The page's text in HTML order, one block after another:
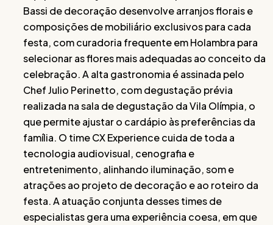
Bassi de decoração desenvolve arranjos florais e
composições de mobiliário exclusivos para cada
festa, com curadoria frequente em Holambra para
selecionar as flores mais adequadas ao conceito da
celebração. A alta gastronomia é assinada pelo
Chef Julio Perinetto, com degustação prévia
realizada na sala de degustação da Vila Olímpia, o
que permite ajustar o cardápio às preferências da
família. O time CX Experience cuida de toda a
tecnologia audiovisual, cenografia e
entretenimento, alinhando iluminação, som e
atrações ao projeto de decoração e ao roteiro da
festa. A atuação conjunta desses times de
especialistas gera uma experiência coesa, em que